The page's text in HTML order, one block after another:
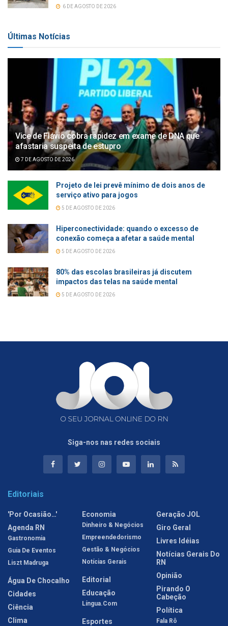
6 DE AGOSTO DE 2026
Últimas Notícias
Vice de Flávio cobra rapidez em exame de DNA que
afastaria suspeita de estupro
7 DE AGOSTO DE 2026
Projeto de lei prevê mínimo de dois anos de
serviço ativo para jogos
5 DE AGOSTO DE 2026
Hiperconectividade: quando o excesso de
conexão começa a afetar a saúde mental
5 DE AGOSTO DE 2026
80% das escolas brasileiras já discutem
impactos das telas na saúde mental
5 DE AGOSTO DE 2026
Siga-nos nas redes sociais
Editoriais
'Por Ocasião…'
Agenda RN
Gastronomia
Guia De Eventos
Liszt Madruga
Água De Chocalho
Cidades
Ciência
Clima
Economia
Dinheiro & Negócios
Empreendedorismo
Gestão & Negócios
Notícias Gerais
Editorial
Educação
Língua.com
Esportes
Geração JOL
Giro Geral
Livres Idéias
Notícias Gerais Do
RN
Opinião
Pirando O
Cabeção
Política
Fala Rô